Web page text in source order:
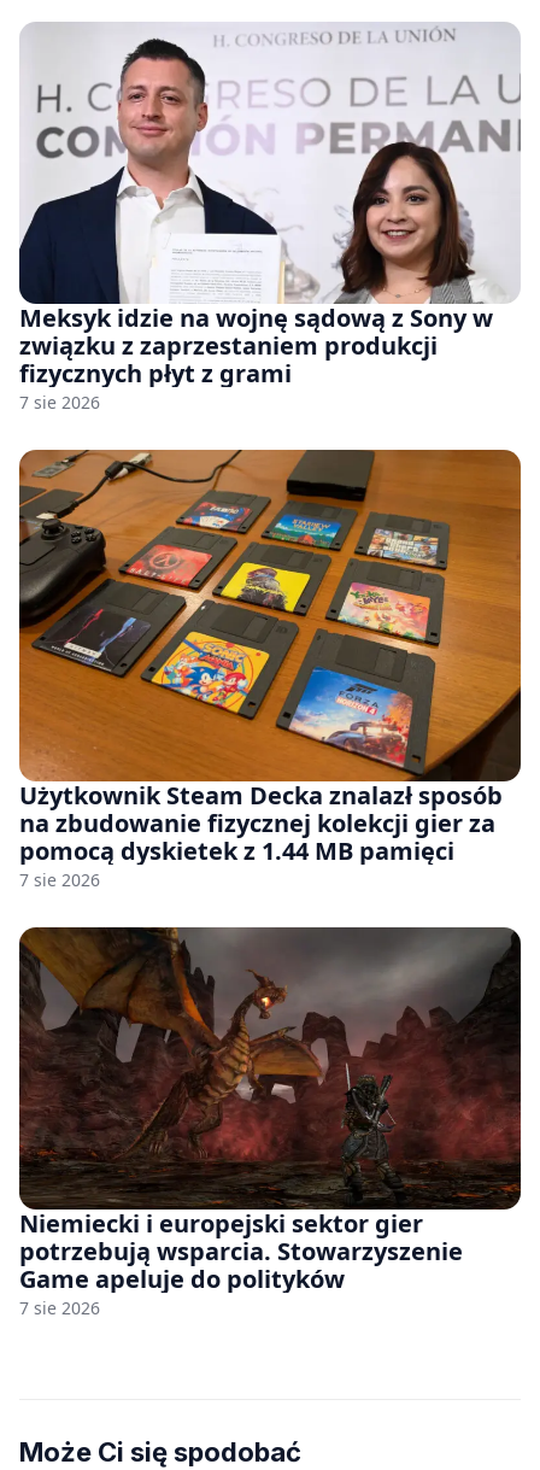
Meksyk idzie na wojnę sądową z Sony w
związku z zaprzestaniem produkcji
fizycznych płyt z grami
7 sie 2026
Użytkownik Steam Decka znalazł sposób
na zbudowanie fizycznej kolekcji gier za
pomocą dyskietek z 1.44 MB pamięci
7 sie 2026
Niemiecki i europejski sektor gier
potrzebują wsparcia. Stowarzyszenie
Game apeluje do polityków
7 sie 2026
Może Ci się spodobać